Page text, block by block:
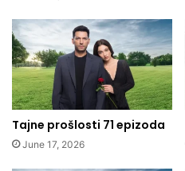
Tajne prošlosti 71 epizoda
June 17, 2026